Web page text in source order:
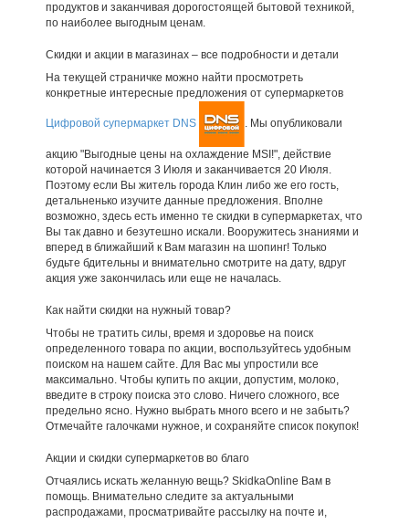
продуктов и заканчивая дорогостоящей бытовой техникой,
по наиболее выгодным ценам.
Скидки и акции в магазинах – все подробности и детали
На текущей страничке можно найти просмотреть
конкретные интересные предложения от супермаркетов
Цифровой супермаркет DNS . Мы опубликовали
акцию "Выгодные цены на охлаждение MSI!", действие
которой начинается 3 Июля и заканчивается 20 Июля.
Поэтому если Вы житель города Клин либо же его гость,
детальненько изучите данные предложения. Вполне
возможно, здесь есть именно те скидки в супермаркетах, что
Вы так давно и безутешно искали. Вооружитесь знаниями и
вперед в ближайший к Вам магазин на шопинг! Только
будьте бдительны и внимательно смотрите на дату, вдруг
акция уже закончилась или еще не началась.
Как найти скидки на нужный товар?
Чтобы не тратить силы, время и здоровье на поиск
определенного товара по акции, воспользуйтесь удобным
поиском на нашем сайте. Для Вас мы упростили все
максимально. Чтобы купить по акции, допустим, молоко,
введите в строку поиска это слово. Ничего сложного, все
предельно ясно. Нужно выбрать много всего и не забыть?
Отмечайте галочками нужное, и сохраняйте список покупок!
Акции и скидки супермаркетов во благо
Отчаялись искать желанную вещь? SkidkaOnline Вам в
помощь. Внимательно следите за актуальными
распродажами, просматривайте рассылку на почте и,